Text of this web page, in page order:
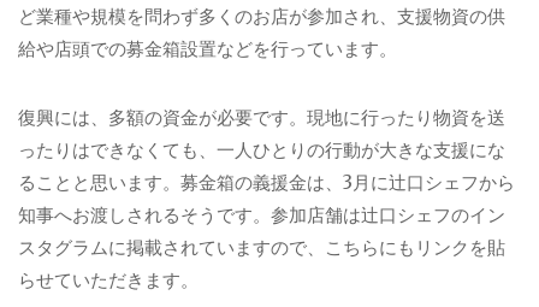
ど業種や規模を問わず多くのお店が参加され、支援物資の供
給や店頭での募金箱設置などを行っています。
復興には、多額の資金が必要です。現地に行ったり物資を送
ったりはできなくても、一人ひとりの行動が大きな支援にな
ることと思います。募金箱の義援金は、3月に辻口シェフから
知事へお渡しされるそうです。参加店舗は辻口シェフのイン
スタグラムに掲載されていますので、こちらにもリンクを貼
らせていただきます。